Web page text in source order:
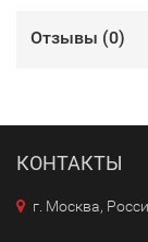
Отзывы (0)
КОНТАКТЫ
г. Москва,